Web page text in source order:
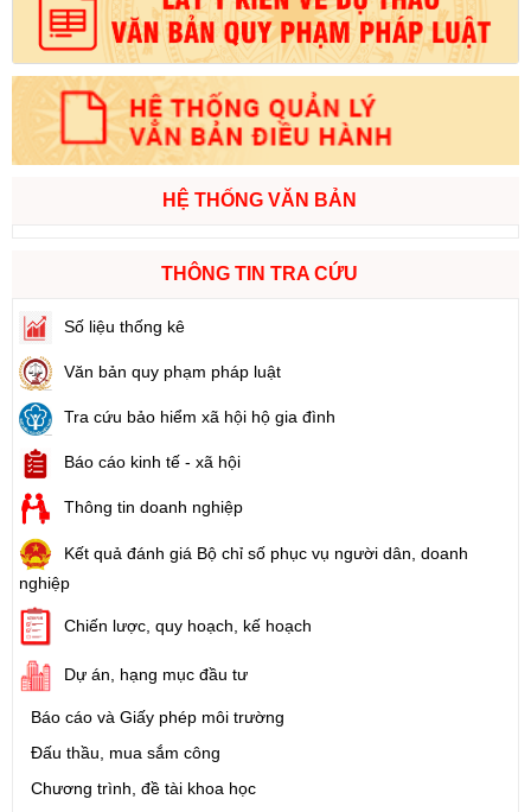
HỆ THỐNG VĂN BẢN
THÔNG TIN TRA CỨU
Số liệu thống kê
Văn bản quy phạm pháp luật
Tra cứu bảo hiểm xã hội hộ gia đình
Báo cáo kinh tế - xã hội
Thông tin doanh nghiệp
Kết quả đánh giá Bộ chỉ số phục vụ người dân, doanh
nghiệp
Chiến lược, quy hoạch, kế hoạch
Dự án, hạng mục đầu tư
Báo cáo và Giấy phép môi trường
Đấu thầu, mua sắm công
Chương trình, đề tài khoa học